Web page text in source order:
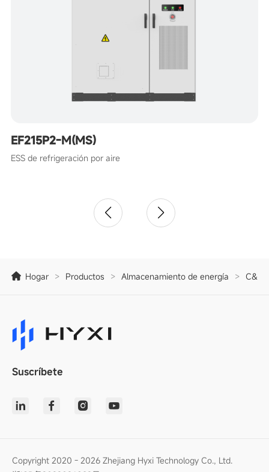
EF215P2-M(MS)
ESS de refrigeración por aire
Hogar > Productos > Almacenamiento de energía > C&I
Suscríbete
Copyright 2020 - 2026 Zhejiang Hyxi Technology Co., Ltd.